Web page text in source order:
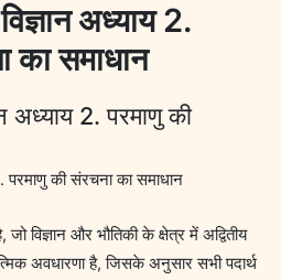
अध्याय 2.
का समाधान
अध्याय 2. परमाणु की
परमाणु की संरचना का समाधान
विज्ञान और भौतिकी के क्षेत्र में अद्वितीय
अवधारणा है, जिसके अनुसार सभी पदार्थ